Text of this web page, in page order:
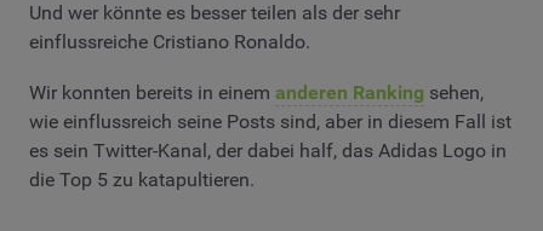
Und wer könnte es besser teilen als der sehr
einflussreiche Cristiano Ronaldo.
Wir konnten bereits in einem anderen Ranking sehen,
wie einflussreich seine Posts sind, aber in diesem Fall ist
es sein Twitter-Kanal, der dabei half, das Adidas Logo in
die Top 5 zu katapultieren.